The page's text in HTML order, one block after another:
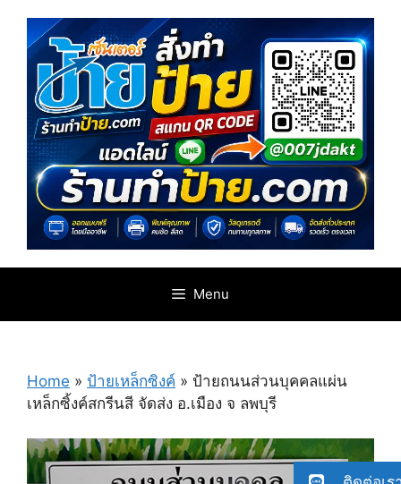
content
Menu
Home » ป้ายเหล็กซิงค์ » ป้ายถนนส่วนบุคคลแผ่น
เหล็กซิ้งค์สกรีนสี จัดส่ง อ.เมือง จ ลพบุรี